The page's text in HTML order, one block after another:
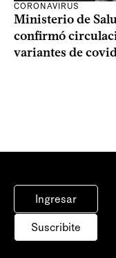
CORONAVIRUS
Ministerio de
confirmó
variantes de
Ingresar
Suscribite